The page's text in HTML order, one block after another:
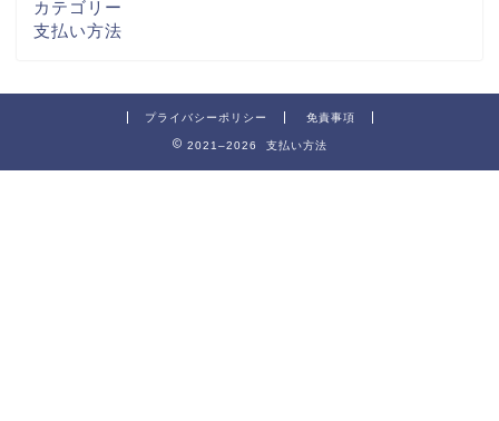
カテゴリー
支払い方法
プライバシーポリシー 免責事項
2021–2026 支払い方法